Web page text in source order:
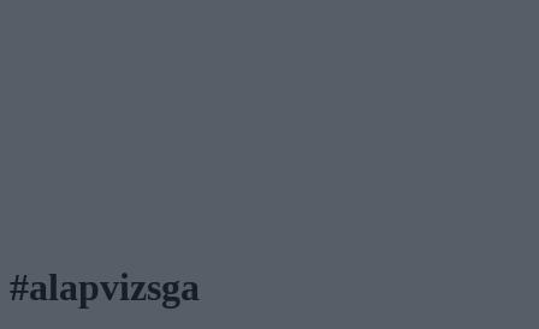
#alapvizsga